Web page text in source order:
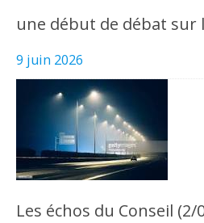
une début de débat sur
9 juin 2026
Les échos du Conseil (2/